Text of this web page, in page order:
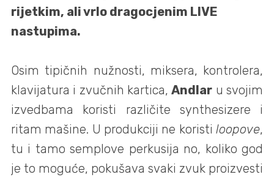
rijetkim, ali vrlo dragocjenim LIVE
nastupima.
Osim tipičnih nužnosti, miksera, kontrolera,
klavijatura i zvučnih kartica,Andlar u svojim
izvedbama koristi različite synthesizere i
ritam mašine. U produkciji ne koristi loopove,
tu i tamo semplove perkusija no, koliko god
je to moguće, pokušava svaki zvuk proizvesti